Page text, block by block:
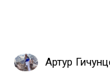
Артур